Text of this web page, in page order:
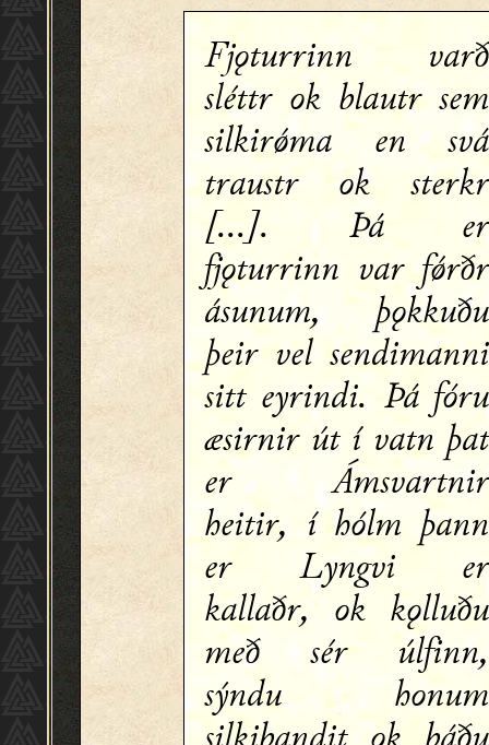
Fjǫturrinn varð
sléttr ok blautr sem
silkirǿma en svá
traustr ok sterkr
[...]. Þá er
fjǫturrinn var fǿrðr
ásunum, þǫkkuðu
þeir vel sendimanni
sitt eyrindi. Þá fóru
æsirnir út í vatn þat
er Ámsvartnir
heitir, í hólm þann
er Lyngvi er
kallaðr, ok kǫlluðu
með sér úlfinn,
sýndu honum